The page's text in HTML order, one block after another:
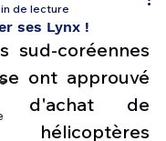
ses Lynx !
de lecture
sud-coréennes
ont approuvé
d'achat de
hélicoptères